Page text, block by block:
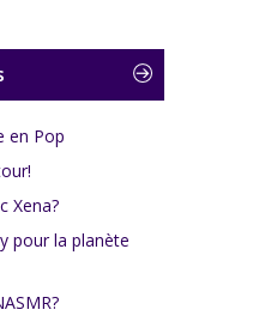
en Pop
Xena?
pour la planète